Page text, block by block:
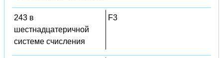
243 в
шестнадцатеричной
системе счисления
F3